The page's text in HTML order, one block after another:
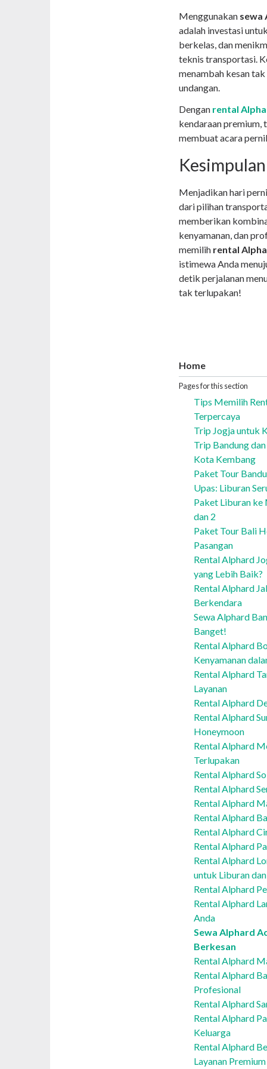
Menggunakan sewa
adalah investasi
berkelas, dan
teknis transportasi.
menambah kesan
undangan.
Dengan rental
kendaraan premium,
membuat acara
Kesimpulan
Menjadikan hari
dari pilihan
memberikan
kenyamanan, dan
memilih rental
istimewa Anda
detik perjalanan
tak terlupakan!
Home
Pages for this section
Tips Memilih
Terpercaya
Trip Jogja untuk
Trip Bandung
Kota Kembang
Paket Tour
Upas: Liburan
Paket Liburan ke
dan 2
Paket Tour Bali
Pasangan
Rental Alphard
yang Lebih Baik?
Rental Alphard
Berkendara
Sewa Alphard
Banget!
Rental Alphard
Kenyamanan
Rental Alphard
Layanan
Rental Alphard
Rental Alphard
Honeymoon
Rental Alphard
Terlupakan
Rental Alphard
Rental Alphard
Rental Alphard
Rental Alphard
Rental Alphard
Rental Alphard
Rental Alphard
untuk Liburan
Rental Alphard
Rental Alphard
Anda
Sewa Alphard
Berkesan
Rental Alphard
Rental Alphard
Profesional
Rental Alphard
Rental Alphard
Keluarga
Rental Alphard
Layanan Premium